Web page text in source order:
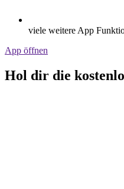
viele weitere App
App öffnen
Hol dir die